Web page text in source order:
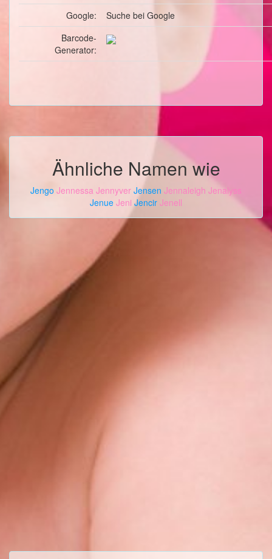
Google: Suche bei Google
Barcode-
Generator:
Ähnliche Namen wie
Jengo Jennessa Jennyver Jensen Jennaleigh Jenalyss
Jenue Jeni Jencir Jenell